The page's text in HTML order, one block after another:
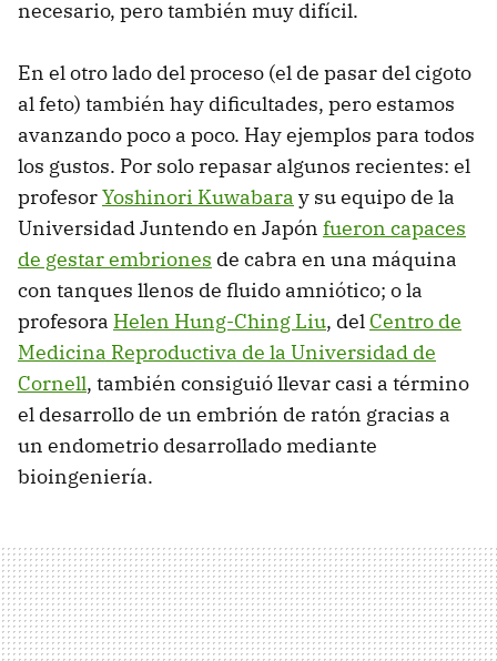
necesario, pero también muy difícil.
En el otro lado del proceso (el de pasar del cigoto
al feto) también hay dificultades, pero estamos
avanzando poco a poco. Hay ejemplos para todos
los gustos. Por solo repasar algunos recientes: el
profesorYoshinori Kuwabara y su equipo de la
Universidad Juntendo en Japón fueron capaces
de gestar embriones de cabra en una máquina
con tanques llenos de fluido amniótico; o la
profesora Helen Hung-Ching Liu, del Centro de
Medicina Reproductiva de la Universidad de
Cornell, también consiguió llevar casi a término
el desarrollo de un embrión de ratón gracias a
un endometrio desarrollado mediante
bioingeniería.